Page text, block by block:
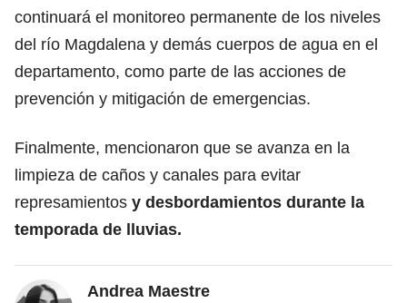
continuará el monitoreo permanente de los niveles
del río Magdalena y demás cuerpos de agua en el
departamento, como parte de las acciones de
prevención y mitigación de emergencias.
Finalmente, mencionaron que se avanza en la
limpieza de caños y canales para evitar
represamientos y desbordamientos durante la
temporada de lluvias.
Andrea Maestre